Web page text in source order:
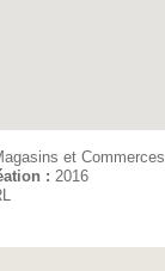
et Commerces
: 2016